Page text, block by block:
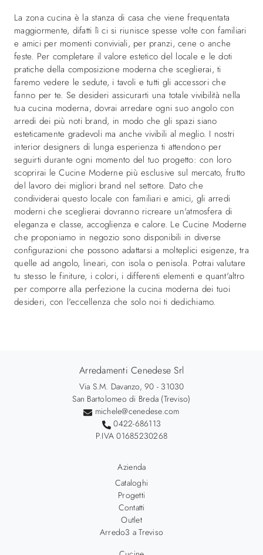
La zona cucina è la stanza di casa che viene frequentata
maggiormente, difatti lì ci si riunisce spesse volte con familiari
e amici per momenti conviviali, per pranzi, cene o anche
feste. Per completare il valore estetico del locale e le doti
pratiche della composizione moderna che sceglierai, ti
faremo vedere le sedute, i tavoli e tutti gli accessori che
fanno per te. Se desideri assicurarti una totale vivibilità nella
tua cucina moderna, dovrai arredare ogni suo angolo con
arredi dei più noti brand, in modo che gli spazi siano
esteticamente gradevoli ma anche vivibili al meglio. I nostri
interior designers di lunga esperienza ti attendono per
seguirti durante ogni momento del tuo progetto: con loro
scoprirai le Cucine Moderne più esclusive sul mercato, frutto
del lavoro dei migliori brand nel settore. Dato che
condividerai questo locale con familiari e amici, gli arredi
moderni che sceglierai dovranno ricreare un'atmosfera di
eleganza e classe, accoglienza e calore. Le Cucine Moderne
che proponiamo in negozio sono disponibili in diverse
configurazioni che possono adattarsi a molteplici esigenze, tra
quelle ad angolo, lineari, con isola o penisola. Potrai valutare
tu stesso le finiture, i colori, i differenti elementi e quant'altro
per comporre alla perfezione la cucina moderna dei tuoi
desideri, con l'eccellenza che solo noi ti dedichiamo.
Arredamenti Cenedese Srl
Via S.M. Davanzo, 90 - 31030
San Bartolomeo di Breda (Treviso)
michele@cenedese.com
0422-686113
P.IVA 01685230268
Azienda
Cataloghi
Progetti
Contatti
Outlet
Arredo3 a Treviso